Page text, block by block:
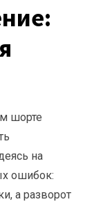
шорте
на
ошибок:
а разворот